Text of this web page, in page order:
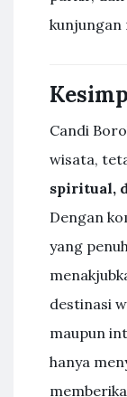
kunjungan
Candi
wisata,
spiritual,
Dengan
yang
destinasi
maupun
hanya